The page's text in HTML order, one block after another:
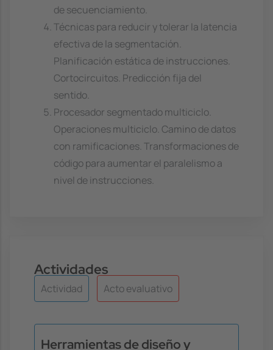
de secuenciamiento.
Técnicas para reducir y tolerar la latencia
efectiva de la segmentación.
Planificación estática de instrucciones.
Cortocircuitos. Predicción fija del
sentido.
Procesador segmentado multiciclo.
Operaciones multiciclo. Camino de datos
con ramificaciones. Transformaciones de
código para aumentar el paralelismo a
nivel de instrucciones.
Actividades
Actividad Acto evaluativo
Herramientas de diseño y